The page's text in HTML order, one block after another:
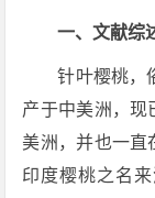
一、文献综
针叶樱桃，
产于中美洲，现
美洲，并也一直
印度樱桃之名